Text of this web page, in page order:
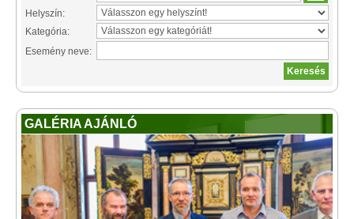
Helyszín:
Kategória:
Esemény neve:
GALÉRIA AJÁNLÓ